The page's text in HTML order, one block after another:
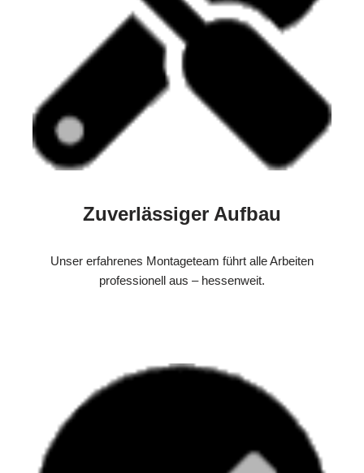
Zuverlässiger Aufbau
Unser erfahrenes Montageteam führt alle Arbeiten
professionell aus – hessenweit.